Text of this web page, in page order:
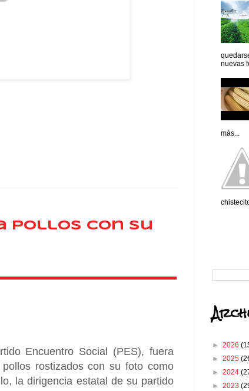
Pollos con su
Encuentro Social (PES), fuera
rostizados con su foto como
la dirigencia estatal de su partido
nuevas
más...
► 2026
► 2025
► 2024
► 2023